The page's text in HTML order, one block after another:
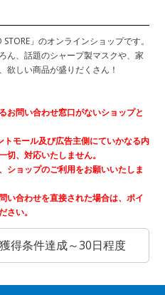
」のオンラインショップです。
ん、話題のシャープ製マスクや、家
欲しい商品が盛りだくさん！
問い合わせ窓口がないショップと
モール及び広告主側にていかなる内
切、対応いたしません。
ショップのご利用をお願いいたしま
い合わせを直接された場合は、ポイ
さい。
得条件達成～30日程度